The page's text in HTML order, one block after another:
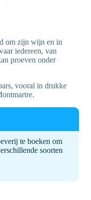
om zijn wijn en in
iedereen, van
proeven onder
vooral in drukke
te boeken om
soorten